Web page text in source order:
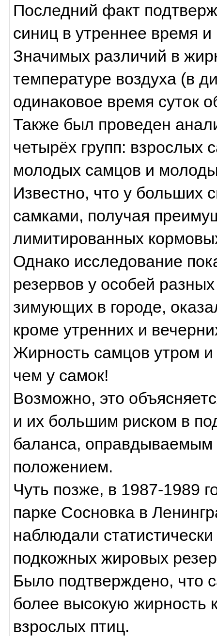
Последний факт
синиц в утреннее время
Значимых различий в
температуре воздуха (в
одинаковое время суток
Также был проведен
четырёх групп: взрослых
молодых самцов и
Известно, что у больших
самками, получая
лимитированных
Однако исследование
резервов у особей
зимующих в городе,
кроме утренних и
Жирность самцов утром
чем у самок!
Возможно, это
и их большим риском в
баланса,
положением.
Чуть позже, в 1987-1989
парке Сосновка в
наблюдали
подкожных жировых
Было подтверждено, что
более высокую жирность
взрослых птиц.